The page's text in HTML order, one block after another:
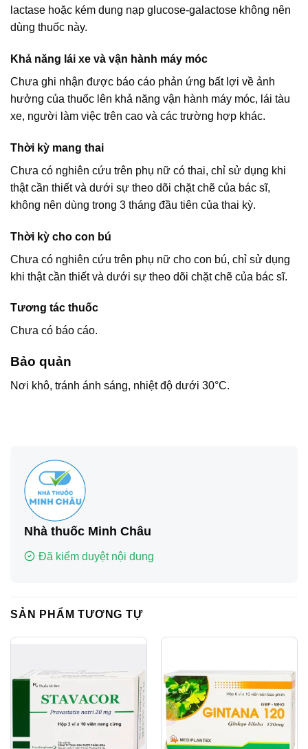
lactase hoặc kém dung nạp glucose-galactose không nên
dùng thuốc này.
Khả năng lái xe và vận hành máy móc
Chưa ghi nhận được báo cáo phản ứng bất lợi về ảnh
hưởng của thuốc lên khả năng vận hành máy móc, lái tàu
xe, người làm việc trên cao và các trường hợp khác.
Thời kỳ mang thai
Chưa có nghiên cứu trên phụ nữ có thai, chỉ sử dụng khi
thật cần thiết và dưới sự theo dõi chặt chẽ của bác sĩ,
không nên dùng trong 3 tháng đầu tiên của thai kỳ.
Thời kỳ cho con bú
Chưa có nghiên cứu trên phụ nữ cho con bú, chỉ sử dụng
khi thật cần thiết và dưới sự theo dõi chặt chẽ của bác sĩ.
Tương tác thuốc
Chưa có báo cáo.
Bảo quản
Nơi khô, tránh ánh sáng, nhiệt độ dưới 30°C.
Nhà thuốc Minh Châu
Đã kiểm duyệt nội dung
SẢN PHẨM TƯƠNG TỰ